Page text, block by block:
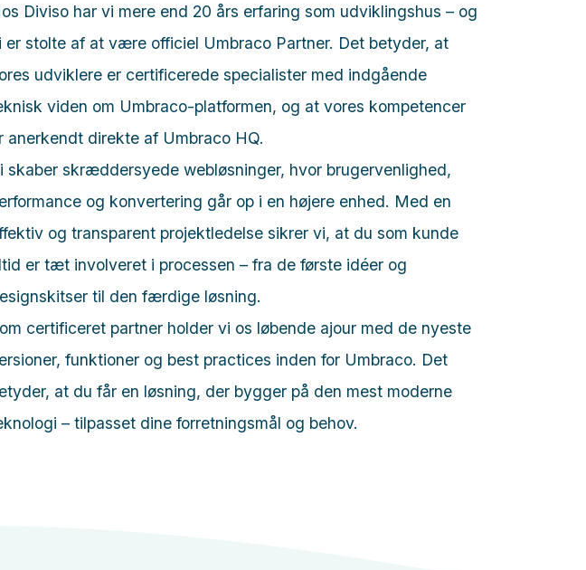
Diviso har vi mere end 20 års erfaring som udviklingshus – og
er stolte af at være officiel Umbraco Partner. Det betyder, at
udviklere er certificerede specialister med indgående
viden om Umbraco-platformen, og at vores kompetencer
anerkendt direkte af Umbraco HQ.
skaber skræddersyede webløsninger, hvor brugervenlighed,
og konvertering går op i en højere enhed. Med en
og transparent projektledelse sikrer vi, at du som kunde
er tæt involveret i processen – fra de første idéer og
til den færdige løsning.
certificeret partner holder vi os løbende ajour med de nyeste
funktioner og best practices inden for Umbraco. Det
at du får en løsning, der bygger på den mest moderne
– tilpasset dine forretningsmål og behov.